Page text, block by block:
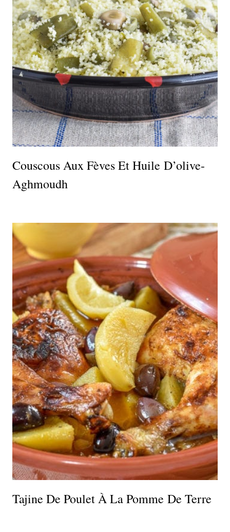
Couscous Aux Fèves Et Huile D’olive-
Aghmoudh
Tajine De Poulet À La Pomme De Terre